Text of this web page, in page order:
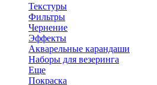
Текстуры
Фильтры
Чернение
Эффекты
Акварельные карандаши
Наборы для везеринга
Еще
Покраска